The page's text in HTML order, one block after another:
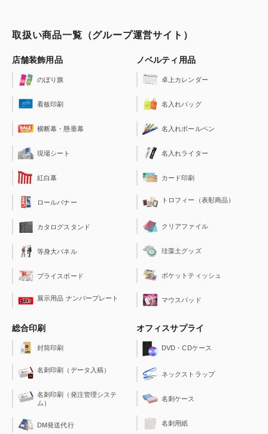
取扱い商品一覧（グループ運営サイト）
店舗装飾用品
のぼり旗
看板印刷
横断幕・懸垂幕
現場シート
紅白幕
ロールバナー
カタログスタンド
等身大パネル
プライスボード
展示用品 ナンバープレート
ノベルティ用品
卓上カレンダー
名入れバッグ
名入れボールペン
名入れライター
カード印刷
トロフィー（表彰商品）
クリアファイル
珪藻土グッズ
ポケットティッシュ
マウスパッド
総合印刷
封筒印刷
名刺印刷（データ入稿）
名刺印刷（発注管理システ
ム）
DM発送代行
オフィスサプライ
DVD・CDケース
ネックストラップ
名刺ケース
名刺用紙